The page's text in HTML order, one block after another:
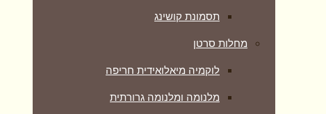
תסמונת קושינג
מחלות סרטן
לוקמיה מיאלואידית חריפה
מלנומה ומלנומה גרורתית